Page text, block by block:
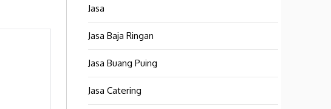
Jasa
Jasa Baja Ringan
Jasa Buang Puing
Jasa Catering